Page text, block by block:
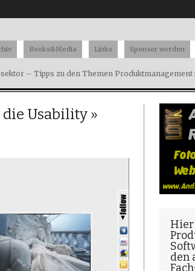
– Tipps zu den Themen Produktmanagement
Books&Media Links Sponsor werden
Usability »
Hier
den